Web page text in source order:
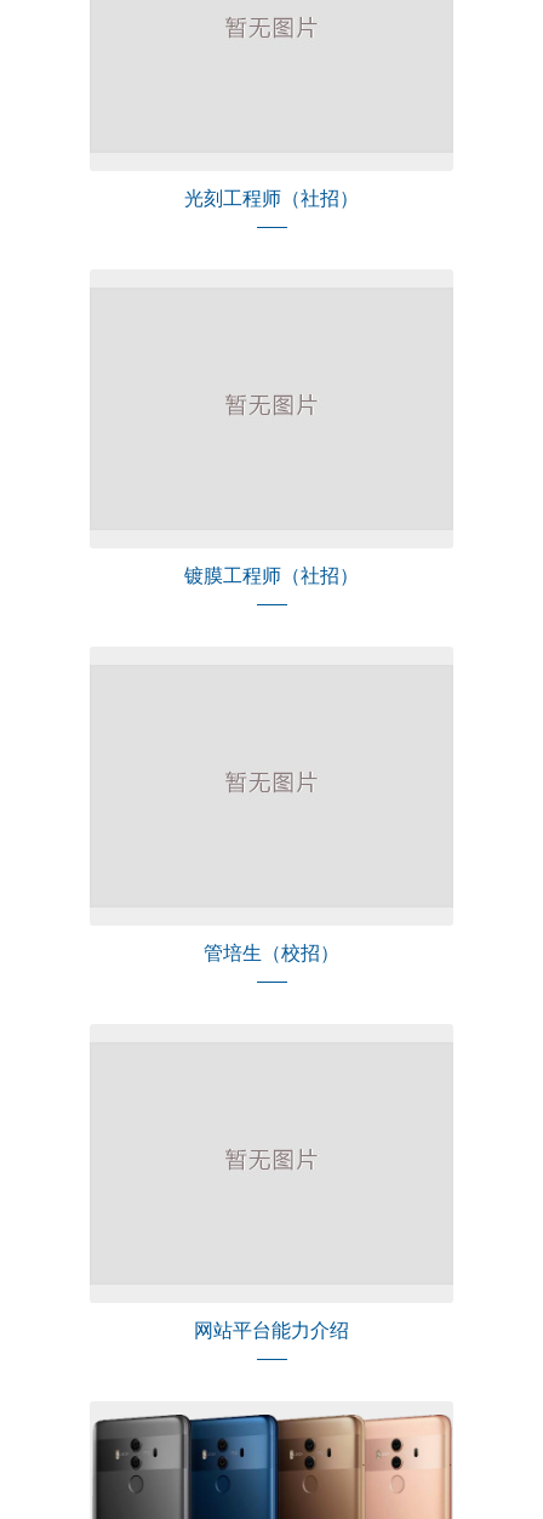
光刻工程师（社招）
镀膜工程师（社招）
管培生（校招）
网站平台能力介绍